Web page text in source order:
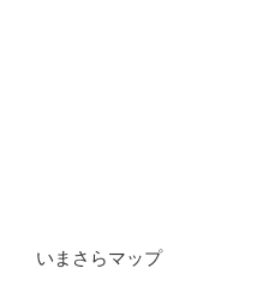
いまさらマップ